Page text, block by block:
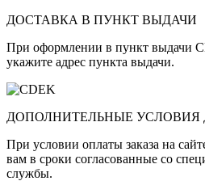
ДОСТАВКА В ПУНКТ ВЫДАЧИ
При оформлении в пункт выдачи
укажите адрес пункта выдачи.
ДОПОЛНИТЕЛЬНЫЕ УСЛОВИЯ
При условии оплаты заказа на
вам в сроки согласованные со
службы.